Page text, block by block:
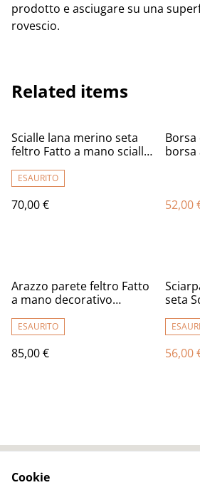
prodotto e asciugare su una
rovescio.
Related items
Scialle lana merino seta
feltro Fatto a mano scialle
tulipani Sciarpa rosso
donna Scialle Regalo
unico
ESAURITO
70,00 €
%
borsa
52,00
Arazzo parete feltro Fatto
a mano decorativo
pannello grigio lana
infeltrimento
arredamento cotone
ESAURITO
85,00 €
%
seta
56,00
Cookie